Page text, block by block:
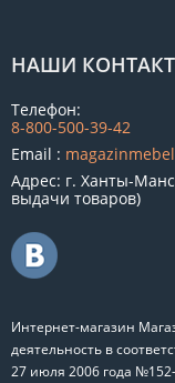
НАШИ
Телефон:
8-800-500-39-42
Email :
Адрес: г. Ханты-
выдачи товаров)
Интернет-магазин
деятельность в
27 июля 2006 года